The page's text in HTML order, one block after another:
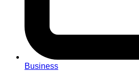
Business